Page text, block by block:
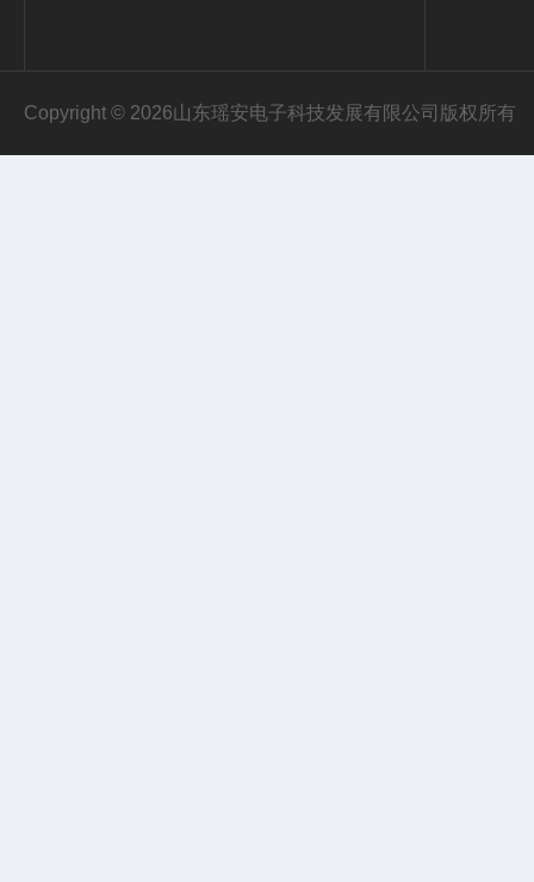
Copyright © 2026山东瑶安电子科技发展有限公司版权所有